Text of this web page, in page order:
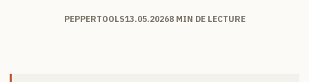
PEPPERTOOLS13.05.20268 MIN DE LECTURE